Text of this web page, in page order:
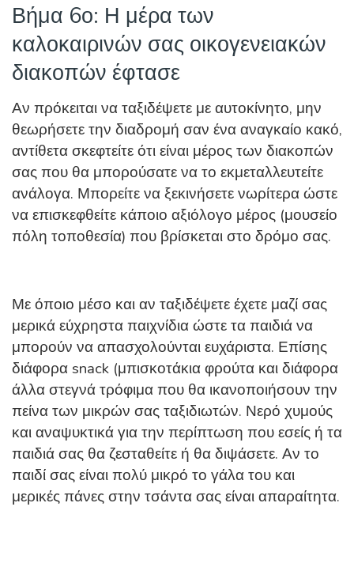
Βήμα 6ο: Η μέρα των
καλοκαιρινών σας οικογενειακών
διακοπών έφτασε
Αν πρόκειται να ταξιδέψετε με αυτοκίνητο, μην
θεωρήσετε την διαδρομή σαν ένα αναγκαίο κακό,
αντίθετα σκεφτείτε ότι είναι μέρος των διακοπών
σας που θα μπορούσατε να το εκμεταλλευτείτε
ανάλογα. Μπορείτε να ξεκινήσετε νωρίτερα ώστε
να επισκεφθείτε κάποιο αξιόλογο μέρος (μουσείο
πόλη τοποθεσία) που βρίσκεται στο δρόμο σας.
Με όποιο μέσο και αν ταξιδέψετε έχετε μαζί σας
μερικά εύχρηστα παιχνίδια ώστε τα παιδιά να
μπορούν να απασχολούνται ευχάριστα. Επίσης
διάφορα snack (μπισκοτάκια φρούτα και διάφορα
άλλα στεγνά τρόφιμα που θα ικανοποιήσουν την
πείνα των μικρών σας ταξιδιωτών. Νερό χυμούς
και αναψυκτικά για την περίπτωση που εσείς ή τα
παιδιά σας θα ζεσταθείτε ή θα διψάσετε. Αν το
παιδί σας είναι πολύ μικρό το γάλα του και
μερικές πάνες στην τσάντα σας είναι απαραίτητα.